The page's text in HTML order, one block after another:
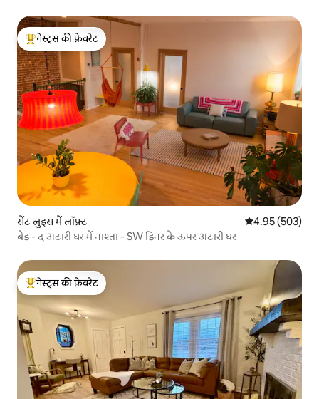
गेस्ट्स का टॉप फ़ेवरेट
गेस्ट्स की फ़ेवरेट
सेंट लुइस में लॉफ़्ट औसत रेटिंग 5 में से
4.95 (503)
बेड - द अटारी घर में नाश्ता - SW डिनर के ऊपर अटारी घर
गेस्ट्स का टॉप फ़ेवरेट
गेस्ट्स की फ़ेवरेट